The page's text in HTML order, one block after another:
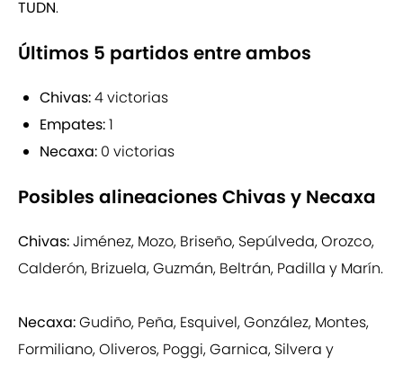
TUDN.
Últimos 5 partidos entre ambos
Chivas:4 victorias
Empates:1
Necaxa: 0 victorias
Posibles alineaciones Chivas y Necaxa
Chivas:Jiménez, Mozo, Briseño, Sepúlveda, Orozco,
Calderón, Brizuela, Guzmán, Beltrán, Padilla y Marín.
Necaxa:Gudiño, Peña, Esquivel, González, Montes,
Formiliano, Oliveros, Poggi, Garnica, Silvera y